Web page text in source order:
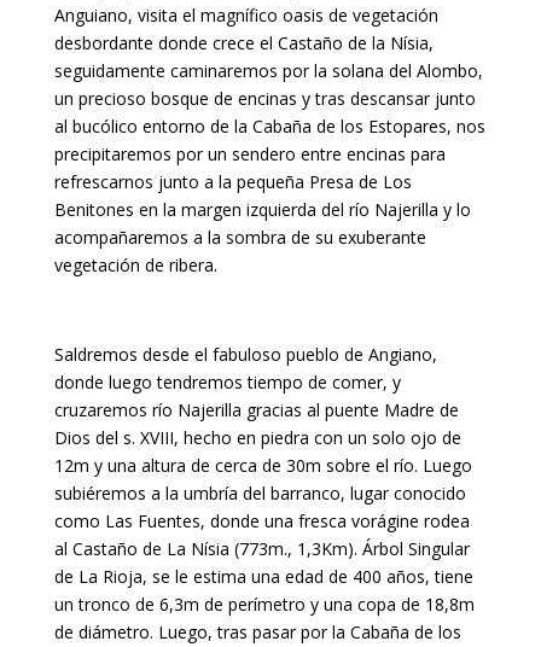
Anguiano, visita el magnífico oasis de vegetación
desbordante donde crece el Castaño de la Nísia,
seguidamente caminaremos por la solana del Alombo,
un precioso bosque de encinas y tras descansar junto
al bucólico entorno de la Cabaña de los Estopares, nos
precipitaremos por un sendero entre encinas para
refrescarnos junto a la pequeña Presa de Los
Benitones en la margen izquierda del río Najerilla y lo
acompañaremos a la sombra de su exuberante
vegetación de ribera.
Saldremos desde el fabuloso pueblo de Angiano,
donde luego tendremos tiempo de comer, y
cruzaremos río Najerilla gracias al puente Madre de
Dios del s. XVIII, hecho en piedra con un solo ojo de
12m y una altura de cerca de 30m sobre el río. Luego
subiéremos a la umbría del barranco, lugar conocido
como Las Fuentes, donde una fresca vorágine rodea
al Castaño de La Nísia (773m., 1,3Km). Árbol Singular
de La Rioja, se le estima una edad de 400 años, tiene
un tronco de 6,3m de perímetro y una copa de 18,8m
de diámetro. Luego, tras pasar por la Cabaña de los